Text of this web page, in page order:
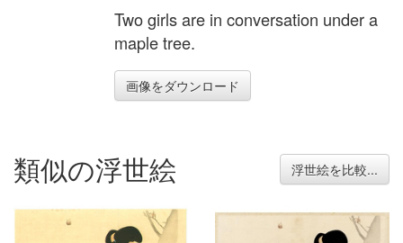
Two girls are in conversation under a
maple tree.
画像をダウンロード
類似の浮世絵 浮世絵を比較...